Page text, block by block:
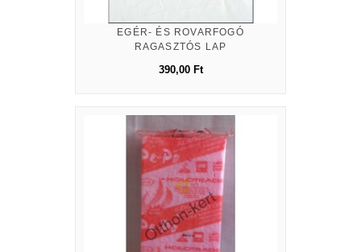
EGÉR- ÉS ROVARFOGÓ
RAGASZTÓS LAP
390,00 Ft